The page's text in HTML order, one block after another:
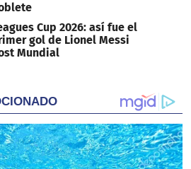
Cup 2026: así fue el
gol de Lionel Messi
Mundial